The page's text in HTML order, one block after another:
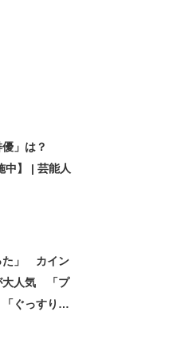
」は？
中】 | 芸能人
た」 カイン
大人気 「プ
ぐっすり眠